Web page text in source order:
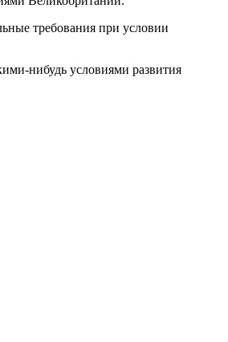
требования при условии
нибудь условиями развития